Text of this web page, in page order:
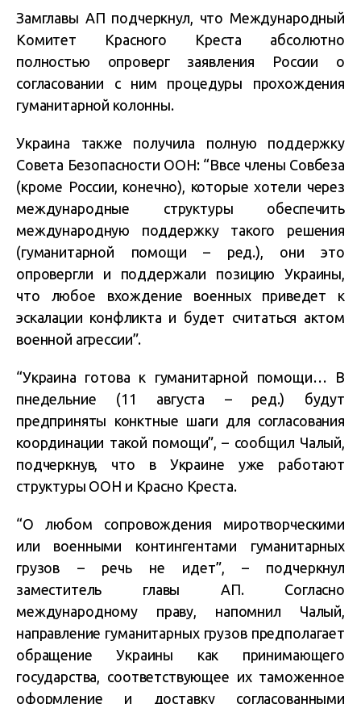
Замглавы АП подчеркнул, что Международный
Комитет Красного Креста абсолютно
полностью опроверг заявления России о
согласовании с ним процедуры прохождения
гуманитарной колонны.
Украина также получила полную поддержку
Совета Безопасности ООН: “Ввсе члены Совбеза
(кроме России, конечно), которые хотели через
международные структуры обеспечить
международную поддержку такого решения
(гуманитарной помощи – ред.), они это
опровергли и поддержали позицию Украины,
что любое вхождение военных приведет к
эскалации конфликта и будет считаться актом
военной агрессии”.
“Украина готова к гуманитарной помощи… В
пнедельние (11 августа – ред.) будут
предприняты конктные шаги для согласования
координации такой помощи”, – сообщил Чалый,
подчеркнув, что в Украине уже работают
структуры ООН и Красно Креста.
“О любом сопровождения миротворческими
или военными контингентами гуманитарных
грузов – речь не идет”, – подчеркнул
заместитель главы АП. Согласно
международному праву, напомнил Чалый,
направление гуманитарных грузов предполагает
обращение Украины как принимающего
государства, соответствующее их таможенное
оформление и доставку согласованными